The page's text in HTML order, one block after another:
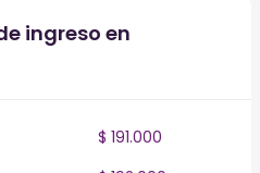
ingreso en
$ 191.000